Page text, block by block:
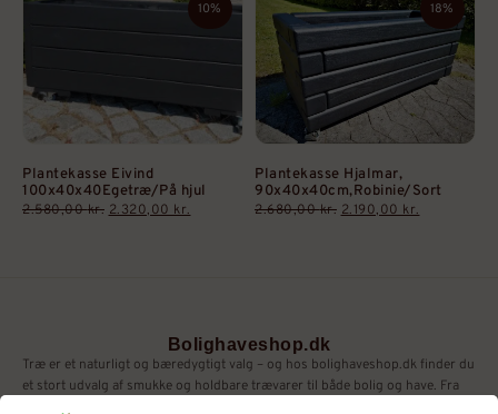
10%
Plantekasse Eivind
100x40x40Egetræ/På hjul
2.580,00kr. 2.320,00kr.
18%
Plantekasse Hjalmar,
90x40x40cm,Robinie/Sort
2.680,00kr. 2.190,00kr.
Bolighaveshop.dk
Træ er et naturligt og bæredygtigt valg – og hos bolighaveshop.dk finder du
et stort udvalg af smukke og holdbare trævarer til både bolig og have. Fra